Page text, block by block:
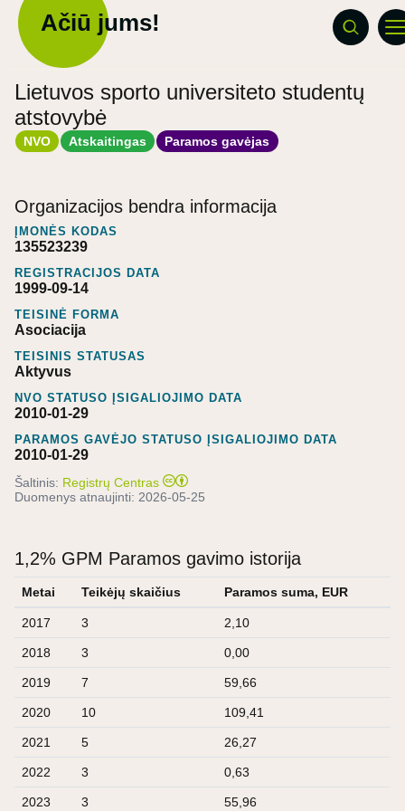
Ačiū jums!
Lietuvos sporto universiteto studentų
atstovybė
NVO Atskaitingas Paramos gavėjas
Organizacijos bendra informacija
ĮMONĖS KODAS
135523239
REGISTRACIJOS DATA
1999-09-14
TEISINĖ FORMA
Asociacija
TEISINIS STATUSAS
Aktyvus
NVO STATUSO ĮSIGALIOJIMO DATA
2010-01-29
PARAMOS GAVĖJO STATUSO ĮSIGALIOJIMO DATA
2010-01-29
Šaltinis: Registrų Centras
Duomenys atnaujinti: 2026-05-25
1,2% GPM Paramos gavimo istorija
Metai Teikėjų skaičius Paramos suma, EUR
2017 3 2,10
2018 3 0,00
2019 7 59,66
2020 10 109,41
2021 5 26,27
2022 3 0,63
2023 3 55,96